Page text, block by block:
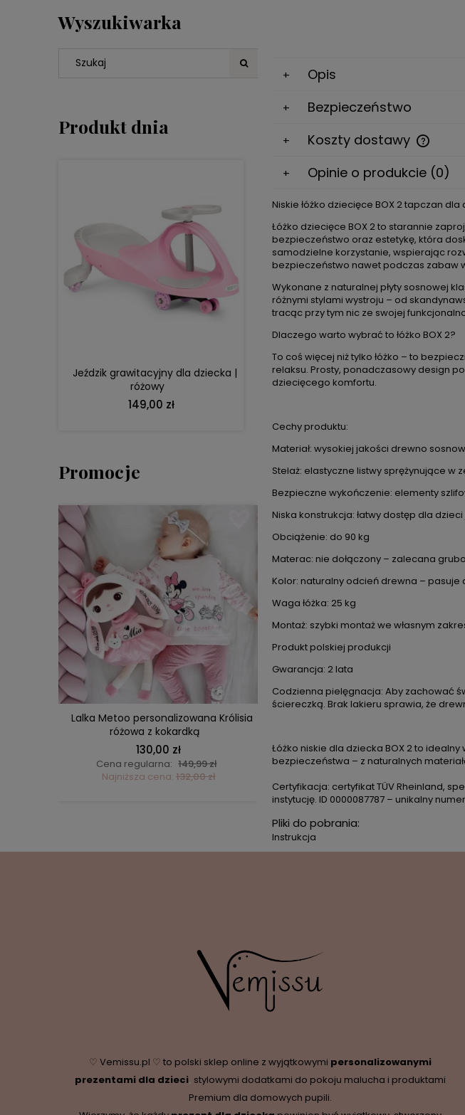
Wyszukiwarka
Produkt dnia
Jeździk grawitacyjny dla dziecka |
różowy
149,00 zł
DO KOSZYKA
Promocje
Lalka Metoo personalizowana Królisia
różowa z kokardką
130,00 zł
Cena regularna: 149,99 zł
Najniższa cena: 132,00 zł
DO KOSZYKA
121,00 zł
Cena regularna: 139,99 zł
DO KOSZYKA
Opis
Bezpieczeństwo
Koszty dostawy
Cena
Opinie o produkcie (0)
Niskie łóżko dziecięce BOX 2 tapczan
Łóżko dziecięce BOX 2 to starannie
bezpieczeństwo oraz estetykę, która
samodzielne korzystanie, wspierając
bezpieczeństwo nawet podczas zabaw
Wykonane z naturalnej płyty sosnowej
różnymi stylami wystroju – od
tracąc przy tym nic ze swojej
Dlaczego warto wybrać to łóżko BOX 2?
To coś więcej niż tylko łóżko – to
relaksu. Prosty, ponadczasowy design
dziecięcego komfortu.
Cechy produktu:
Materiał: wysokiej jakości drewno
Stelaż: elastyczne listwy sprężynujące w
Bezpieczne wykończenie: elementy
Niska konstrukcja: łatwy dostęp dla dzieci
Obciążenie: do 90 kg
Materac: nie dołączony – zalecana
Kolor: naturalny odcień drewna – pasuje
Waga łóżka: 25 kg
Montaż: szybki montaż we własnym
Produkt polskiej produkcji
Gwarancja: 2 lata
Codzienna pielęgnacja: Aby zachować
ściereczką. Brak lakieru sprawia, że
Łóżko niskie dla dziecka BOX 2 to
bezpieczeństwa – z naturalnych
Certyfikacja: certyfikat TÜV Rheinland,
instytucję. ID 0000087787 – unikalny
Pliki do pobrania:
Instrukcja
♡ Vemissu.pl ♡ to polski sklep online z wyjątkowymi personalizowanymi
prezentami dla dzieci, stylowymi dodatkami do pokoju malucha i produktami
Premium dla domowych pupili.